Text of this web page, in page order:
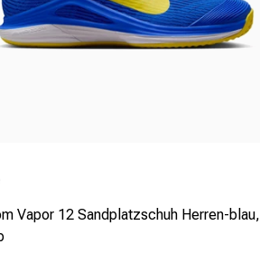
Vapor 12 Sandplatzschuh Herren-blau,